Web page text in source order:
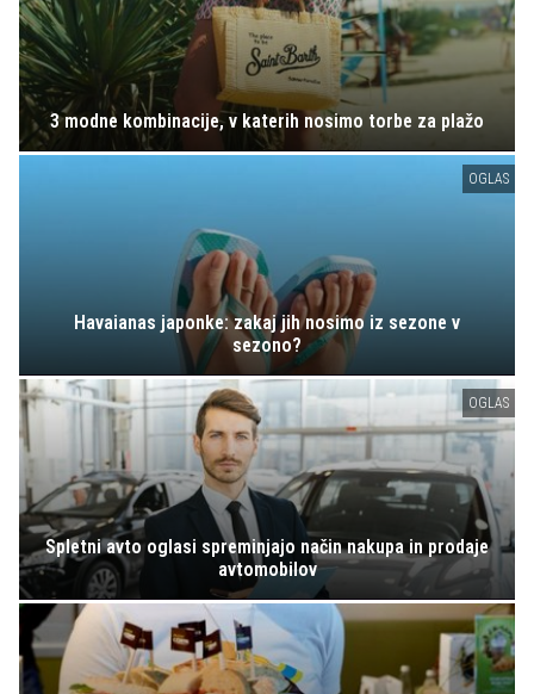
3 modne kombinacije, v katerih nosimo torbe za plažo
OGLAS
Havaianas japonke: zakaj jih nosimo iz sezone v
sezono?
OGLAS
Spletni avto oglasi spreminjajo način nakupa in prodaje
avtomobilov